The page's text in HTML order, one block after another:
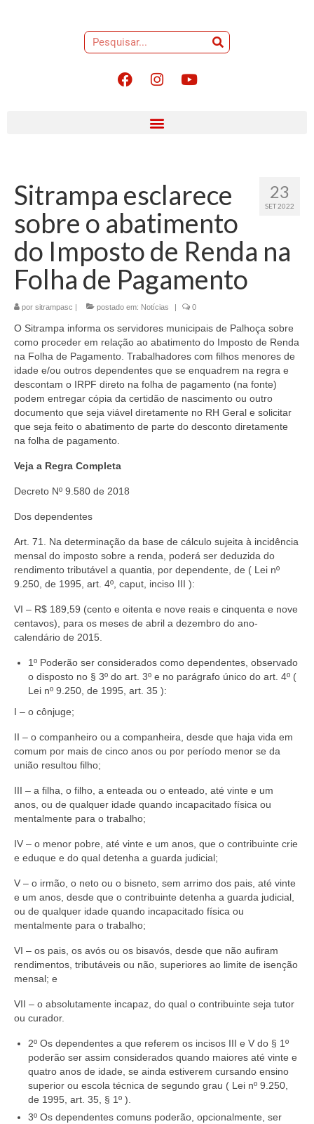
23
SET 2022
Sitrampa esclarece
sobre o abatimento
do Imposto de Renda na
Folha de Pagamento
por sitrampasc postado em: Notícias 0
O Sitrampa informa os servidores municipais de Palhoça sobre
como proceder em relação ao abatimento do Imposto de Renda
na Folha de Pagamento. Trabalhadores com filhos menores de
idade e/ou outros dependentes que se enquadrem na regra e
descontam o IRPF direto na folha de pagamento (na fonte)
podem entregar cópia da certidão de nascimento ou outro
documento que seja viável diretamente no RH Geral e solicitar
que seja feito o abatimento de parte do desconto diretamente
na folha de pagamento.
Veja a Regra Completa
Decreto Nº 9.580 de 2018
Dos dependentes
Art. 71. Na determinação da base de cálculo sujeita à incidência
mensal do imposto sobre a renda, poderá ser deduzida do
rendimento tributável a quantia, por dependente, de ( Lei nº
9.250, de 1995, art. 4º, caput, inciso III ):
VI – R$ 189,59 (cento e oitenta e nove reais e cinquenta e nove
centavos), para os meses de abril a dezembro do ano-
calendário de 2015.
1º Poderão ser considerados como dependentes, observado
o disposto no § 3º do art. 3º e no parágrafo único do art. 4º (
Lei nº 9.250, de 1995, art. 35 ):
I – o cônjuge;
II – o companheiro ou a companheira, desde que haja vida em
comum por mais de cinco anos ou por período menor se da
união resultou filho;
III – a filha, o filho, a enteada ou o enteado, até vinte e um
anos, ou de qualquer idade quando incapacitado física ou
mentalmente para o trabalho;
IV – o menor pobre, até vinte e um anos, que o contribuinte crie
e eduque e do qual detenha a guarda judicial;
V – o irmão, o neto ou o bisneto, sem arrimo dos pais, até vinte
e um anos, desde que o contribuinte detenha a guarda judicial,
ou de qualquer idade quando incapacitado física ou
mentalmente para o trabalho;
VI – os pais, os avós ou os bisavós, desde que não aufiram
rendimentos, tributáveis ou não, superiores ao limite de isenção
mensal; e
VII – o absolutamente incapaz, do qual o contribuinte seja tutor
ou curador.
2º Os dependentes a que referem os incisos III e V do § 1º
poderão ser assim considerados quando maiores até vinte e
quatro anos de idade, se ainda estiverem cursando ensino
superior ou escola técnica de segundo grau ( Lei nº 9.250,
de 1995, art. 35, § 1º ).
3º Os dependentes comuns poderão, opcionalmente, ser